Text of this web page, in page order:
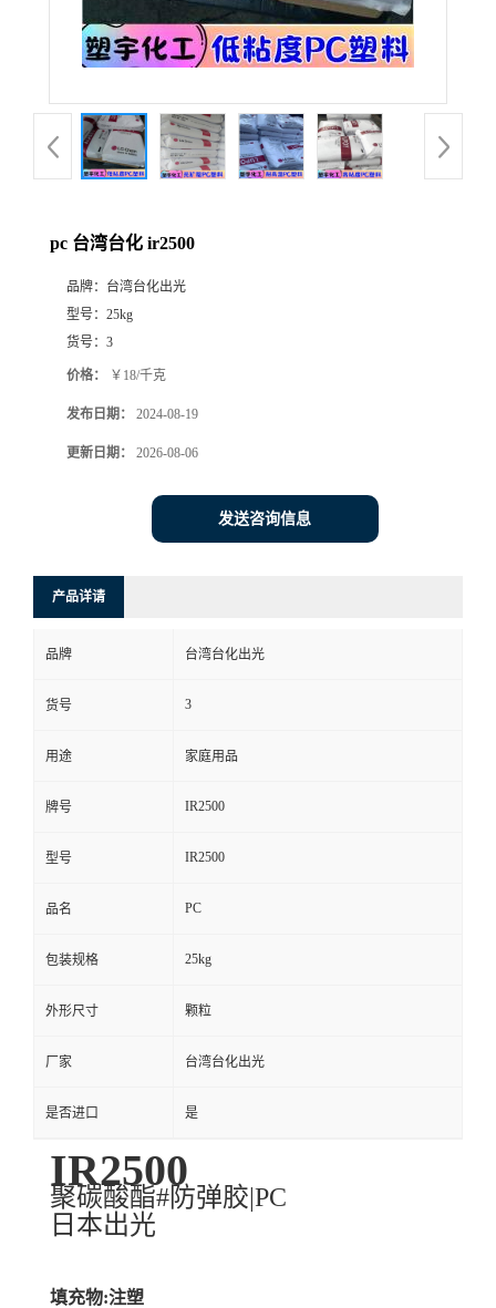
pc 台湾台化 ir2500
品牌： 台湾台化出光
型号： 25kg
货号： 3
价格： ￥18/千克
发布日期： 2024-08-19
更新日期： 2026-08-06
发送咨询信息
产品详请
品牌 台湾台化出光
货号 3
用途 家庭用品
牌号 IR2500
型号 IR2500
品名 PC
包装规格 25kg
外形尺寸 颗粒
厂家 台湾台化出光
是否进口 是
IR2500
聚碳酸酯#防弹胶|PC
日本出光
填充物:注塑